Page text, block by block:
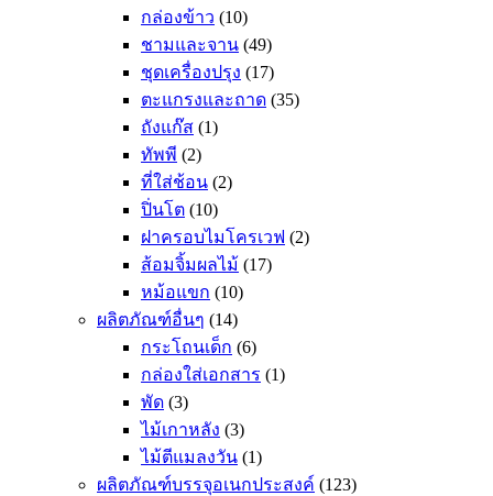
กล่องข้าว (10)
ชามและจาน (49)
ชุดเครื่องปรุง (17)
ตะแกรงและถาด (35)
ถังแก๊ส (1)
ทัพพี (2)
ที่ใส่ช้อน (2)
ปิ่นโต (10)
ฝาครอบไมโครเวฟ (2)
ส้อมจิ้มผลไม้ (17)
หม้อแขก (10)
ผลิตภัณฑ์อื่นๆ (14)
กระโถนเด็ก (6)
กล่องใส่เอกสาร (1)
พัด (3)
ไม้เกาหลัง (3)
ไม้ตีแมลงวัน (1)
ผลิตภัณฑ์บรรจุอเนกประสงค์ (123)